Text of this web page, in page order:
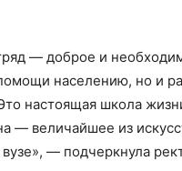
— доброе и
населению, но и
настоящая школа
— величайшее из
— подчеркнула